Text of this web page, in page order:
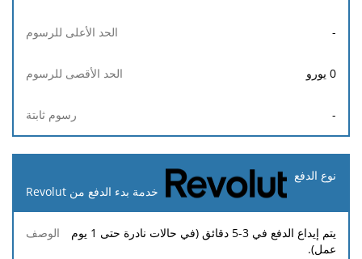
-
0 يورو
-
خدمة بدء الدفع من Revolut
يتم إيداع الدفع في 3-5 دقائق (في حالات نادرة حتى 1 يوم
عمل).